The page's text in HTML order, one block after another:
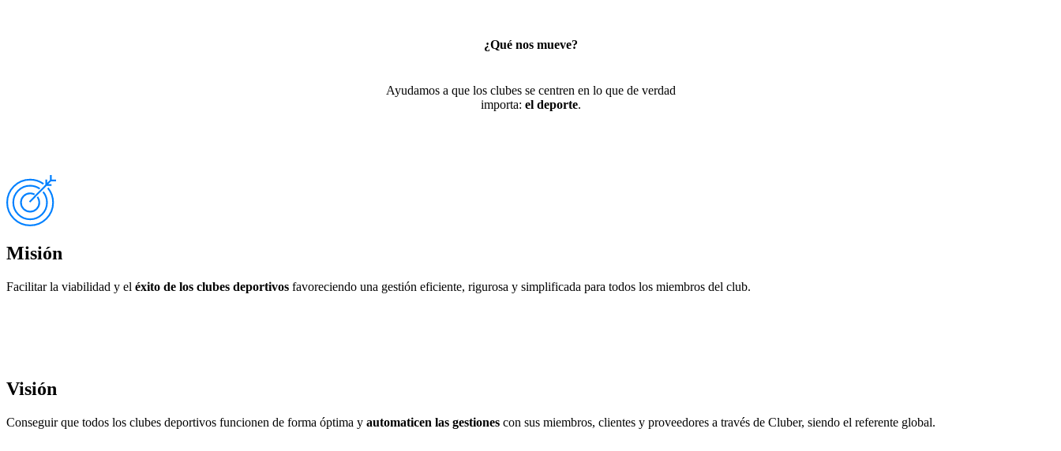
¿Qué nos mueve?
Ayudamos a que los clubes se centren en lo que de verdad
importa: el deporte.
Misión
Facilitar la viabilidad y el éxito de los clubes deportivos favoreciendo una gestión eficiente, rigurosa y simplificada para todos los miembros del club.
Visión
Conseguir que todos los clubes deportivos funcionen de forma óptima y automaticen las gestiones con sus miembros, clientes y proveedores a través de Cluber, siendo el referente global.